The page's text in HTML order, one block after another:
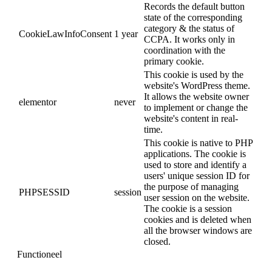
CookieLawInfoConsent 1 year
Records the default button
state of the corresponding
category & the status of
CCPA. It works only in
coordination with the
primary cookie.
elementor never
This cookie is used by the
website's WordPress theme.
It allows the website owner
to implement or change the
website's content in real-
time.
PHPSESSID session
This cookie is native to PHP
applications. The cookie is
used to store and identify a
users' unique session ID for
the purpose of managing
user session on the website.
The cookie is a session
cookies and is deleted when
all the browser windows are
closed.
Functioneel